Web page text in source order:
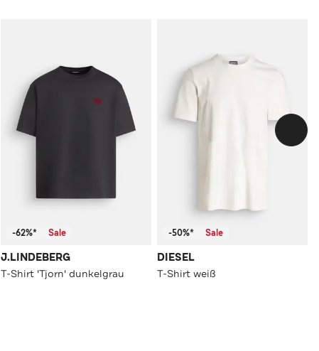
-62%* Sale
J.LINDEBERG
T-Shirt 'Tjorn' dunkelgrau
-50%* Sale
DIESEL
T-Shirt weiß